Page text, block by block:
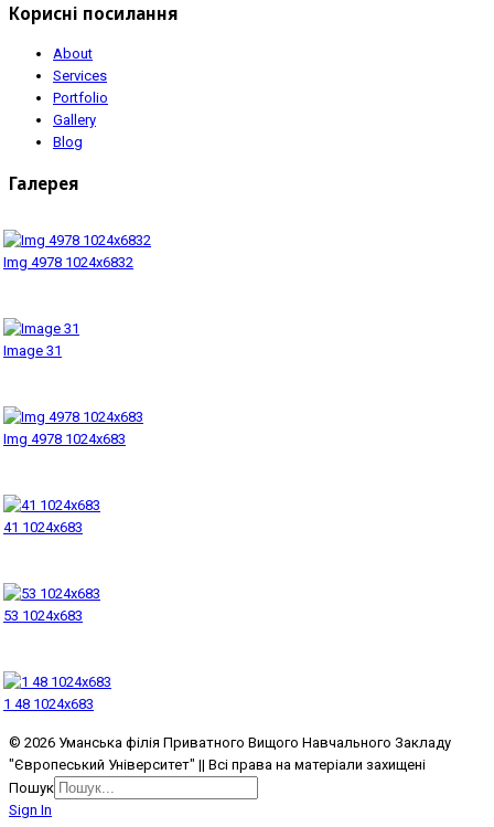
Корисні посилання
About
Services
Portfolio
Gallery
Blog
Галерея
Img 4978 1024x6832
Image 31
Img 4978 1024x683
41 1024x683
53 1024x683
1 48 1024x683
© 2026 Уманська філія Приватного Вищого Навчального Закладу
"Європеський Університет" || Всі права на матеріали захищені
Пошук
Sign In